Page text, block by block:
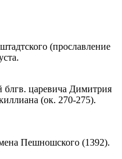
(прославление
царевича Димитрия
(ок. 270-275).
Пешношского (1392).